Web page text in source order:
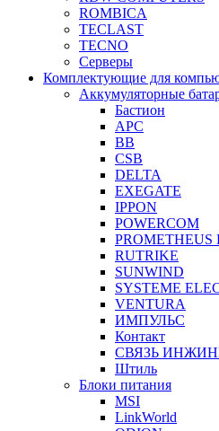
ROMBICA
TECLAST
TECNO
Серверы
Комплектующие для
Аккумуляторные
Бастион
APC
BB
CSB
DELTA
EXEGATE
IPPON
POWERCOM
PROMETHEUS
RUTRIKE
SUNWIND
SYSTEME
VENTURA
ИМПУЛЬС
Контакт
СВЯЗЬ
Штиль
Блоки питания
MSI
LinkWorld